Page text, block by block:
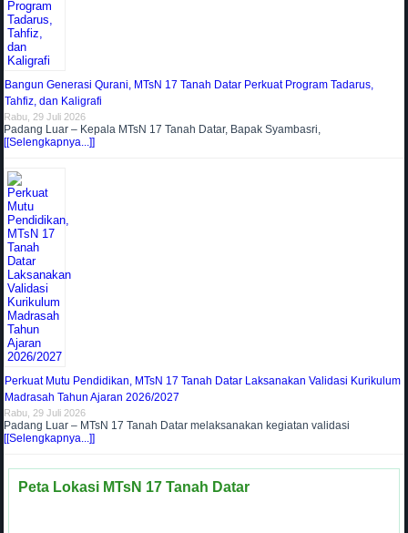
Bangun Generasi Qurani, MTsN 17 Tanah Datar Perkuat Program Tadarus,
Tahfiz, dan Kaligrafi
Rabu, 29 Juli 2026
Padang Luar – Kepala MTsN 17 Tanah Datar, Bapak Syambasri,
[[Selengkapnya...]]
Perkuat Mutu Pendidikan, MTsN 17 Tanah Datar Laksanakan Validasi Kurikulum
Madrasah Tahun Ajaran 2026/2027
Rabu, 29 Juli 2026
Padang Luar – MTsN 17 Tanah Datar melaksanakan kegiatan validasi
[[Selengkapnya...]]
Peta Lokasi MTsN 17 Tanah Datar